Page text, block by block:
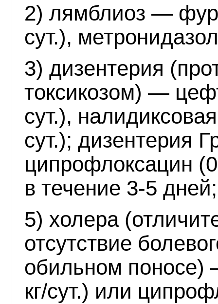
2) лямблиоз —
сут.),
3) дизентерия
токсикозом) —
сут.),
сут.); дизентерия
ципрофлоксацин
в течение 3-5 дней;
5) холера
отсутствие
обильном поносе)
кг/сут.) или